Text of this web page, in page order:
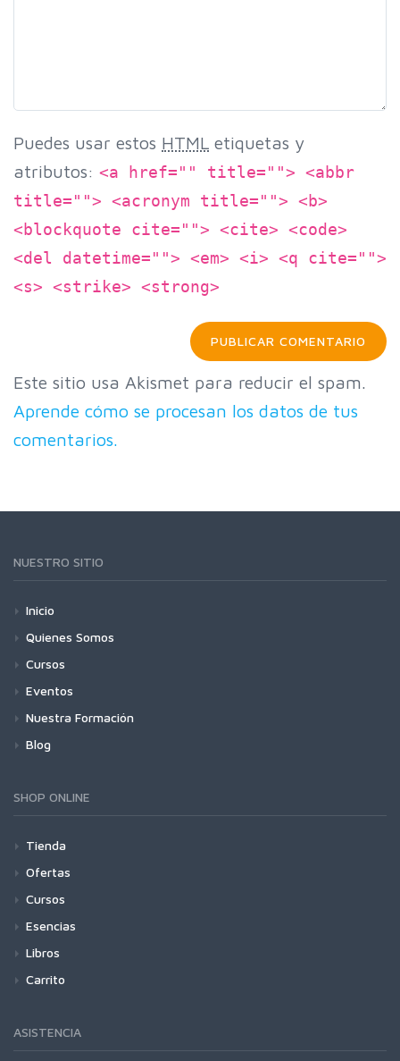
Puedes usar estos HTML etiquetas y
atributos: <a href="" title=""> <abbr
title=""> <acronym title=""> <b>
<blockquote cite=""> <cite> <code>
<del datetime=""> <em> <i> <q cite="">
<s> <strike> <strong>
Este sitio usa Akismet para reducir el spam.
Aprende cómo se procesan los datos de tus
comentarios.
NUESTRO SITIO
Inicio
Quienes Somos
Cursos
Eventos
Nuestra Formación
Blog
SHOP ONLINE
Tienda
Ofertas
Cursos
Esencias
Libros
Carrito
ASISTENCIA